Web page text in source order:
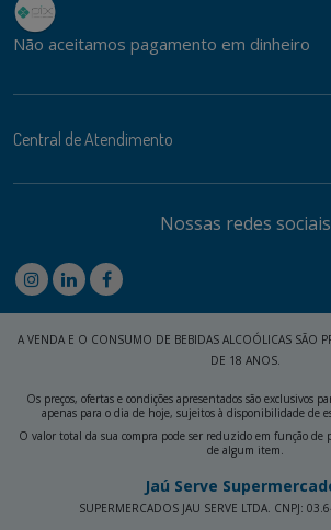
Não aceitamos pagamento em dinheiro
Central de Atendimento
Nossas redes sociais
A VENDA E O CONSUMO DE BEBIDAS ALCOÓLICAS SÃO
DE 18 ANOS.
Os preços, ofertas e condições apresentados são exclusivos
apenas para o dia de hoje, sujeitos à disponibilidade de
O valor total da sua compra pode ser reduzido em função de
de algum item.
Jaú Serve
SUPERMERCADOS JAU SERVE LTDA. CNPJ: